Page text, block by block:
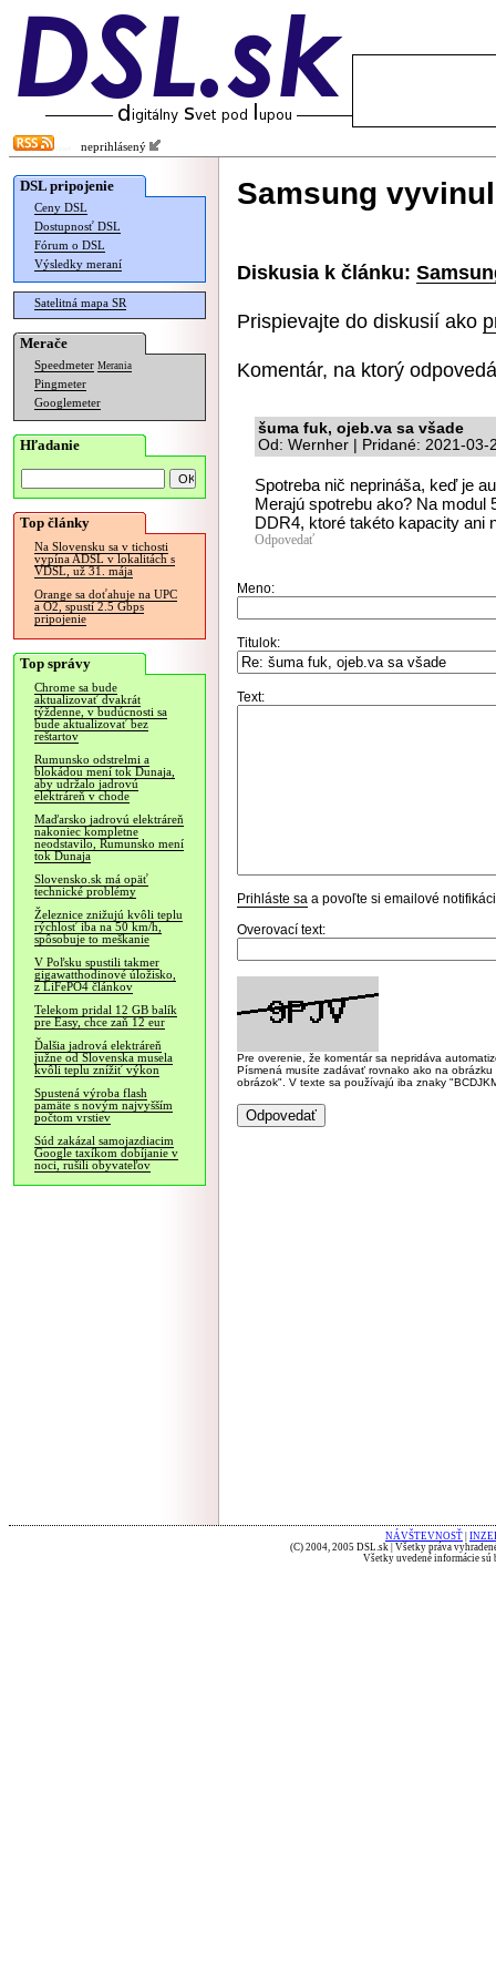
neprihlásený
DSL pripojenie
Ceny DSL
Dostupnosť DSL
Fórum o DSL
Výsledky meraní
Satelitná mapa SR
Merače
Speedmeter Merania
Pingmeter
Googlemeter
Hľadanie
Top články
Na Slovensku sa v tichosti
vypína ADSL v lokalitách s
VDSL, už 31. mája
Orange sa doťahuje na UPC
a O2, spustí 2.5 Gbps
pripojenie
Top správy
Chrome sa bude
aktualizovať dvakrát
týždenne, v budúcnosti sa
bude aktualizovať bez
reštartov
Rumunsko odstrelmi a
blokádou mení tok Dunaja,
aby udržalo jadrovú
elektráreň v chode
Maďarsko jadrovú elektráreň
nakoniec kompletne
neodstavilo, Rumunsko mení
tok Dunaja
Slovensko.sk má opäť
technické problémy
Železnice znižujú kvôli teplu
rýchlosť iba na 50 km/h,
spôsobuje to meškanie
V Poľsku spustili takmer
gigawatthodinové úložisko,
z LiFePO4 článkov
Telekom pridal 12 GB balík
pre Easy, chce zaň 12 eur
Ďalšia jadrová elektráreň
južne od Slovenska musela
kvôli teplu znížiť výkon
Spustená výroba flash
pamäte s novým najvyšším
počtom vrstiev
Súd zakázal samojazdiacim
Google taxíkom dobíjanie v
noci, rušili obyvateľov
Samsung
Diskusia k článku:
Prispievajte do diskusií ako
Komentár, na ktorý
šuma fuk, ojeb.va sa všade
Od: Wernher | Pridané: 2021-03-
Spotreba nič neprináša, keď je
Merajú spotrebu ako? Na modul
DDR4, ktoré takéto kapacity ani
Odpovedať
Meno:
Titulok:
Text:
Prihláste sa a povoľte si emailové
Overovací text:
Pre overenie, že komentár sa nepridáva
Písmená musíte zadávať rovnako ako na
obrázok". V texte sa používajú iba znaky
NÁVŠTEVNOSŤ
(C) 2004, 2005 DSL.sk | Všetky práva
Všetky uvedené informácie sú